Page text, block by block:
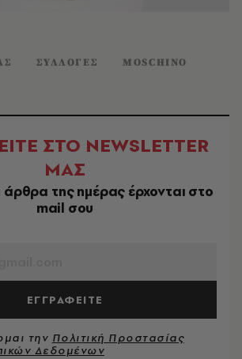
ΣΥΛΛΟΓΕΣ
MOSCHINO
ΣΤΟ NEWSLETTER
ΜΑΣ
της ημέρας έρχονται στο
mail σου
ΕΓΓΡΑΦΕΙΤΕ
την Πολιτική Προστασίας
Δεδομένων